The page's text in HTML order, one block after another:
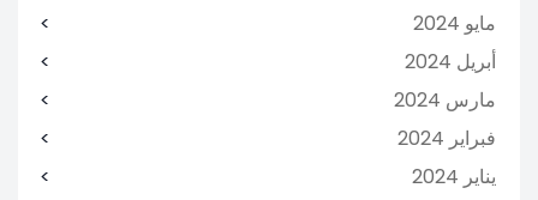
مايو 2024
أبريل 2024
مارس 2024
فبراير 2024
يناير 2024